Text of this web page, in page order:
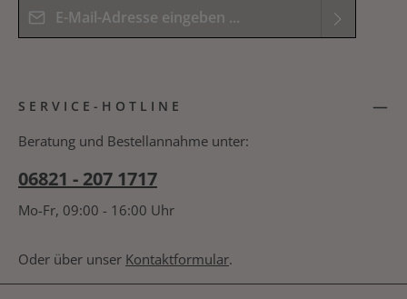
E-Mail-Adresse*
Kenntnis genommen und die
Bitte geben Sie das Ergebnis der Gleichung in das
nachfolgende Textfeld ein. *
SERVICE-HOTLINE
Beratung und Bestellannahme unter:
06821 - 207 1717
Mo-Fr, 09:00 - 16:00 Uhr
Oder über unser Kontaktformular.